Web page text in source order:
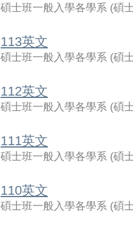
碩士班一般入學各學系 (碩
113英文
碩士班一般入學各學系 (碩
112英文
碩士班一般入學各學系 (碩
111英文
碩士班一般入學各學系 (碩
110英文
碩士班一般入學各學系 (碩